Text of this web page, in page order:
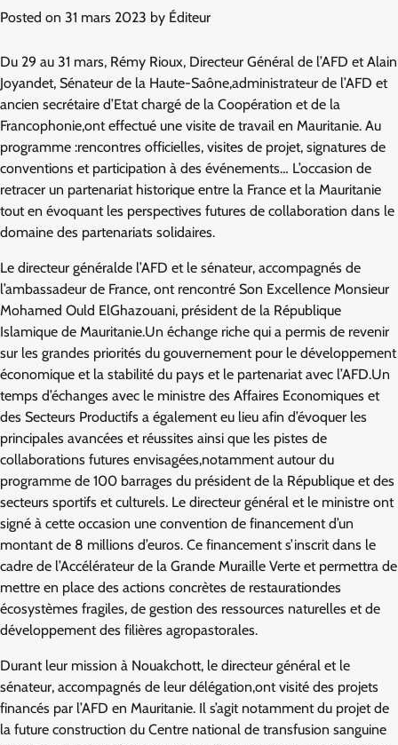
Posted on 31 mars 2023 by Éditeur
Du 29 au 31 mars, Rémy Rioux, Directeur Général de l’AFD et Alain
Joyandet, Sénateur de la Haute-Saône,administrateur de l’AFD et
ancien secrétaire d’Etat chargé de la Coopération et de la
Francophonie,ont effectué une visite de travail en Mauritanie. Au
programme :rencontres officielles, visites de projet, signatures de
conventions et participation à des événements… L’occasion de
retracer un partenariat historique entre la France et la Mauritanie
tout en évoquant les perspectives futures de collaboration dans le
domaine des partenariats solidaires.
Le directeur généralde l’AFD et le sénateur, accompagnés de
l’ambassadeur de France, ont rencontré Son Excellence Monsieur
Mohamed Ould ElGhazouani, président de la République
Islamique de Mauritanie.Un échange riche qui a permis de revenir
sur les grandes priorités du gouvernement pour le développement
économique et la stabilité du pays et le partenariat avec l’AFD.Un
temps d’échanges avec le ministre des Affaires Economiques et
des Secteurs Productifs a également eu lieu afin d’évoquer les
principales avancées et réussites ainsi que les pistes de
collaborations futures envisagées,notamment autour du
programme de 100 barrages du président de la République et des
secteurs sportifs et culturels. Le directeur général et le ministre ont
signé à cette occasion une convention de financement d’un
montant de 8 millions d’euros. Ce financement s’inscrit dans le
cadre de l’Accélérateur de la Grande Muraille Verte et permettra de
mettre en place des actions concrètes de restaurationdes
écosystèmes fragiles, de gestion des ressources naturelles et de
développement des filières agropastorales.
Durant leur mission à Nouakchott, le directeur général et le
sénateur, accompagnés de leur délégation,ont visité des projets
financés par l’AFD en Mauritanie. Il s’agit notamment du projet de
la future construction du Centre national de transfusion sanguine